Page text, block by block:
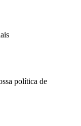
política de